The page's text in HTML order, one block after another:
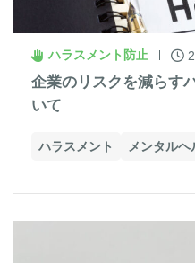
ハラスメント防止
企業のリスクを減らす
いて
ハラスメント メンタルヘ